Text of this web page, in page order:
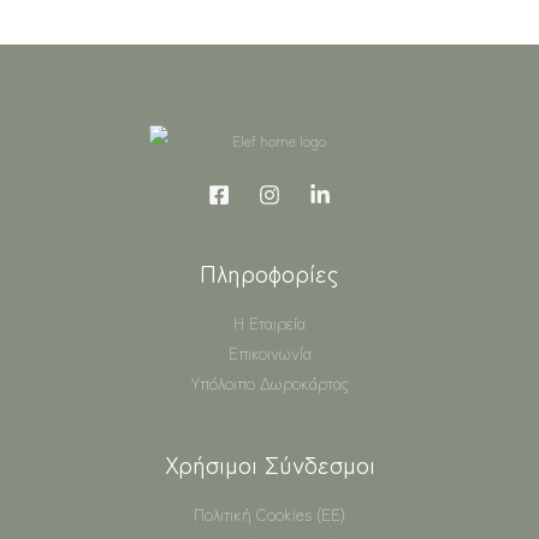
Πληροφορίες
Η Εταιρεία
Επικοινωνία
Υπόλοιπο Δωροκάρτας
Χρήσιμοι Σύνδεσμοι
Πολιτική Cookies (ΕΕ)